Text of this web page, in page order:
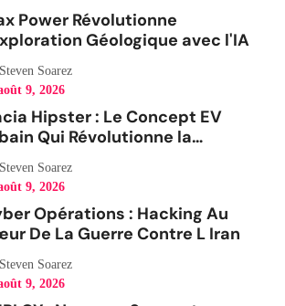
Power Révolutionne
Géologique avec l'IA
Soarez
9, 2026
Hipster : Le Concept EV
Qui Révolutionne la
Soarez
9, 2026
Opérations : Hacking Au
De La Guerre Contre L Iran
Soarez
9, 2026